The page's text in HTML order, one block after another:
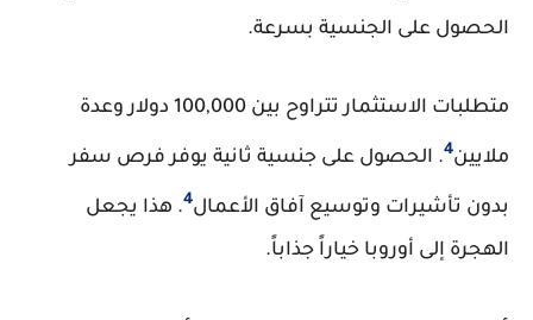
الحصول على الجنسية بسرعة.
متطلبات الاستثمار تتراوح بين 100,000 دولار وعدة
ملايين4. الحصول على جنسية ثانية يوفر فرص سفر
بدون تأشيرات وتوسيع آفاق الأعمال4 . هذا يجعل
الهجرة إلى أوروبا خياراً جذاباً.